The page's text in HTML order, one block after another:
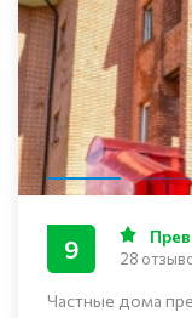
Частные дома
9 28